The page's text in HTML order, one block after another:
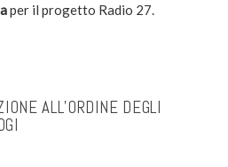
per il progetto Radio 27.
ALL’ORDINE DEGLI